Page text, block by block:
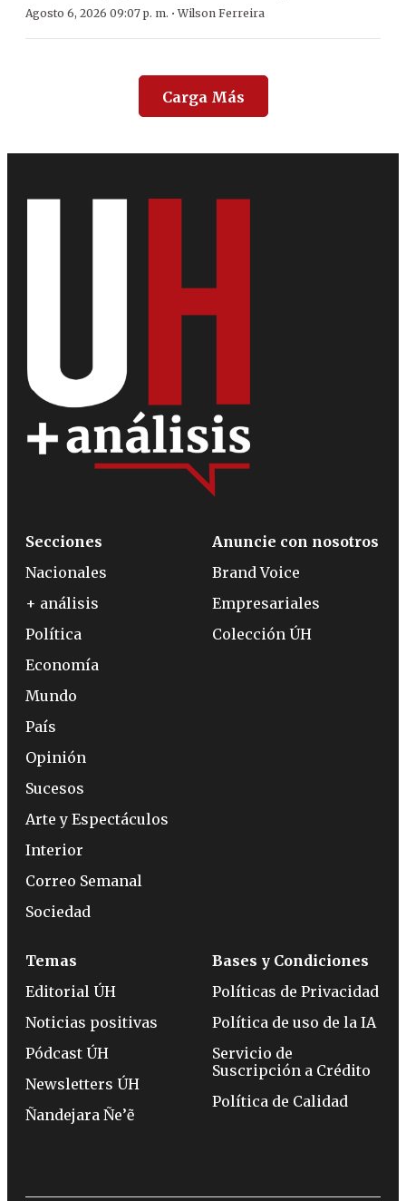
Agosto 6, 2026 09:07 p. m. ·Wilson Ferreira
Carga Más
Secciones
Nacionales
+ análisis
Política
Economía
Mundo
País
Opinión
Sucesos
Arte y Espectáculos
Interior
Correo Semanal
Sociedad
Anuncie con nosotros
Brand Voice
Empresariales
Colección ÚH
Temas
Editorial ÚH
Noticias positivas
Pódcast ÚH
Newsletters ÚH
Ñandejara Ñe’ẽ
Bases y Condiciones
Políticas de Privacidad
Política de uso de la IA
Servicio de
Suscripción a Crédito
Política de Calidad